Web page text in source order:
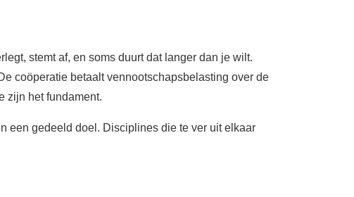
stemt af, en soms duurt dat langer dan je wilt.
coöperatie betaalt vennootschapsbelasting over de
zijn het fundament.
een gedeeld doel. Disciplines die te ver uit elkaar